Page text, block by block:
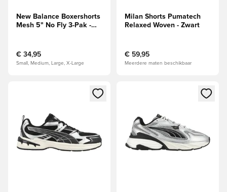
New Balance Boxershorts
Mesh 5" No Fly 3-Pak -
€ 34,95
Small, Medium, Large, X-Large
Milan Shorts Pumatech
Relaxed Woven - Zwart
€ 59,95
Meerdere maten beschikbaar
Opent een venster om in te loggen of je aan te melden als
Opent een venster om in te